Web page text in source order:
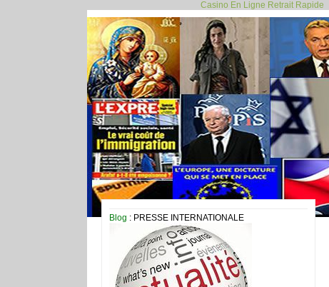
Casino En Ligne Retrait Rapide
Blog : PRESSE INTERNATIONALE